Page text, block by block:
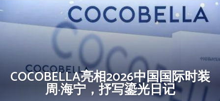
COCOBELLA亮相2026中国国际时装
周·海宁，抒写鎏光日记